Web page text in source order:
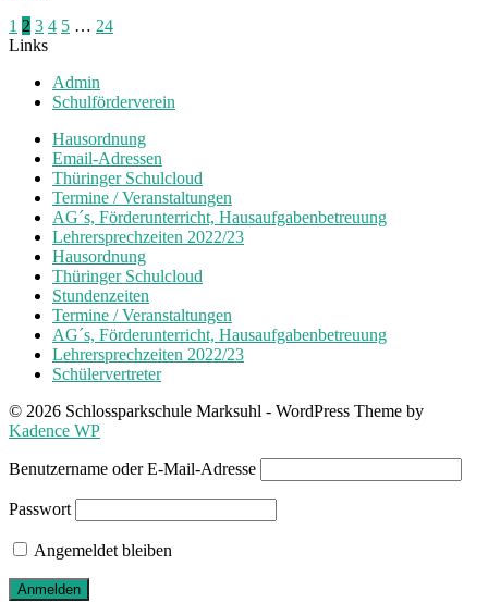
Seitennummerierung
der
Beiträge
1 2 3 4 5 … 24
Links
Admin
Schulförderverein
Hausordnung
Email-Adressen
Thüringer Schulcloud
Termine / Veranstaltungen
AG´s, Förderunterricht, Hausaufgabenbetreuung
Lehrersprechzeiten 2022/23
Hausordnung
Thüringer Schulcloud
Stundenzeiten
Termine / Veranstaltungen
AG´s, Förderunterricht, Hausaufgabenbetreuung
Lehrersprechzeiten 2022/23
Schülervertreter
© 2026 Schlossparkschule Marksuhl - WordPress Theme by
Kadence WP
Benutzername oder E-Mail-Adresse
Passwort
Angemeldet bleiben